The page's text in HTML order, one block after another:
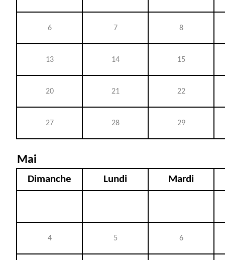
6 7 8
13 14 15
20 21 22
27 28 29
Mai
Dimanche Lundi Mardi
4 5 6